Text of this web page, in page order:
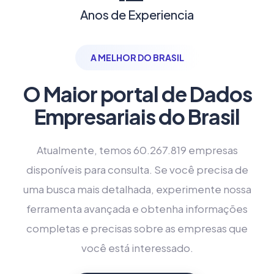
Anos de Experiencia
A MELHOR DO BRASIL
O Maior portal de Dados
Empresariais do Brasil
Atualmente, temos 60.267.819 empresas
disponíveis para consulta. Se você precisa de
uma busca mais detalhada, experimente nossa
ferramenta avançada e obtenha informações
completas e precisas sobre as empresas que
você está interessado.